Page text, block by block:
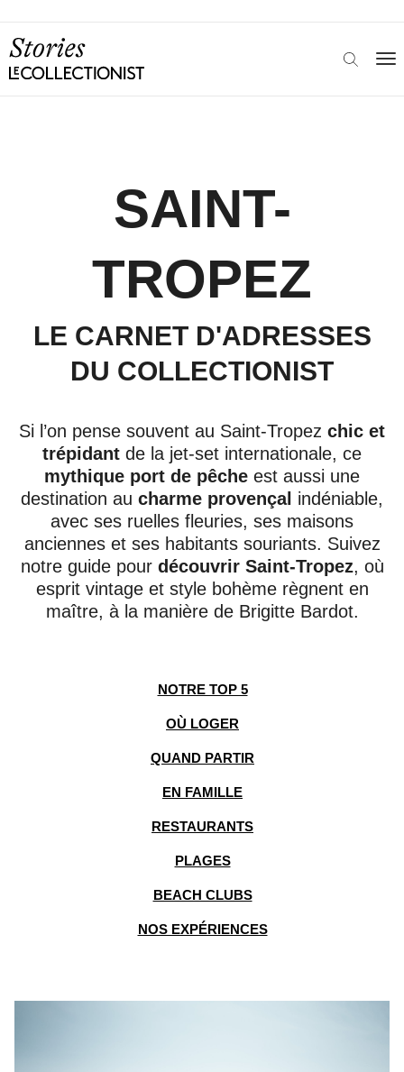
SAINT-
TROPEZ
LE CARNET D'ADRESSES
DU COLLECTIONIST
Si l’on pense souvent au Saint-Tropez chic et
trépidant de la jet-set internationale, ce
mythique port de pêche est aussi une
destination au charme provençal indéniable,
avec ses ruelles fleuries, ses maisons
anciennes et ses habitants souriants. Suivez
notre guide pour découvrir Saint-Tropez, où
esprit vintage et style bohème règnent en
maître, à la manière de Brigitte Bardot.
NOTRE TOP 5
OÙ LOGER
QUAND PARTIR
EN FAMILLE
RESTAURANTS
PLAGES
BEACH CLUBS
NOS EXPÉRIENCES